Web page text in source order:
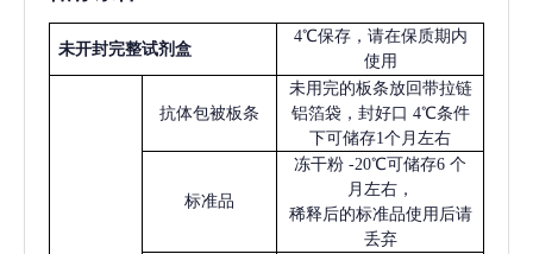
未开封完整试剂盒
4℃保存，请在保质期内
使用
抗体包被板条
未用完的板条放回带拉链
铝箔袋，封好口 4℃条件
下可储存1个月左右
标准品
冻干粉 -20℃可储存6 个
月左右，
稀释后的标准品使用后请
丢弃